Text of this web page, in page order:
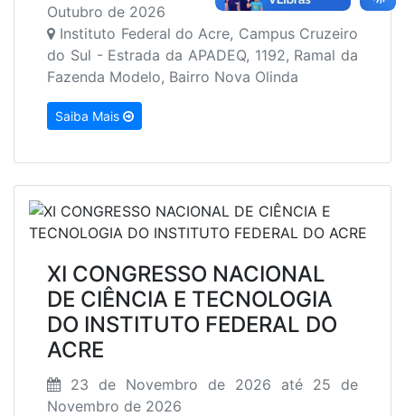
Outubro de 2026
Instituto Federal do Acre, Campus Cruzeiro
do Sul - Estrada da APADEQ, 1192, Ramal da
Fazenda Modelo, Bairro Nova Olinda
Saiba Mais
XI CONGRESSO NACIONAL
DE CIÊNCIA E TECNOLOGIA
DO INSTITUTO FEDERAL DO
ACRE
23 de Novembro de 2026 até 25 de
Novembro de 2026